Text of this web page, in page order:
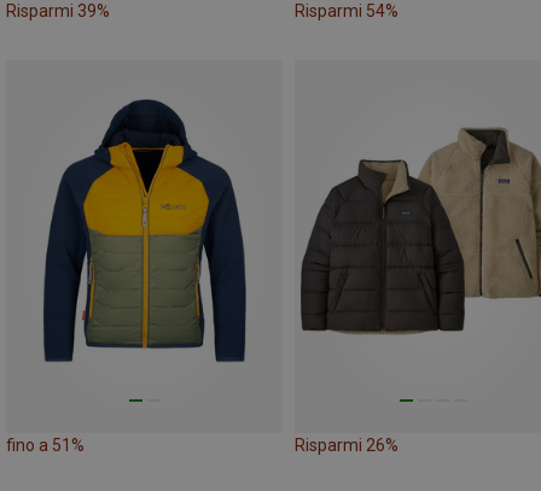
Risparmi 39% Risparmi 54%
fino a 51% Risparmi 26%